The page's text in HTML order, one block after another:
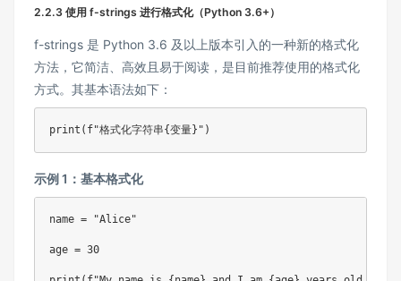
2.2.3 使用 f-strings 进行格式化（Python 3.6+）
f-strings 是 Python 3.6 及以上版本引入的一种新的格式化
方法，它简洁、高效且易于阅读，是目前推荐使用的格式化
方式。其基本语法如下：
print ( f"格式化字符串{变量} " )
示例 1：基本格式化
name = "Alice"
age = 30